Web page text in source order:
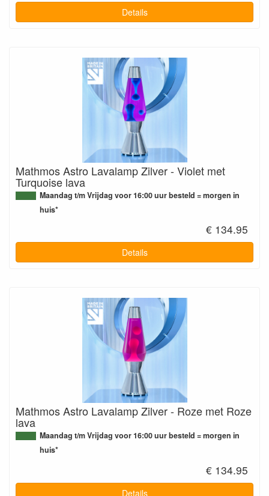
Details
Mathmos Astro Lavalamp Zilver - Violet met
Turquoise lava
Maandag t/m Vrijdag voor 16:00 uur besteld = morgen in
huis*
€ 134.95
Details
Mathmos Astro Lavalamp Zilver - Roze met Roze
lava
Maandag t/m Vrijdag voor 16:00 uur besteld = morgen in
huis*
€ 134.95
Details